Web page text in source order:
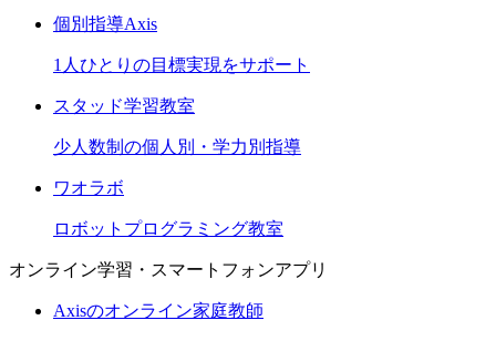
個別指導Axis
1人ひとりの目標実現をサポート
スタッド学習教室
少人数制の個人別・学力別指導
ワオラボ
ロボットプログラミング教室
オンライン学習・スマートフォンアプリ
Axisのオンライン家庭教師